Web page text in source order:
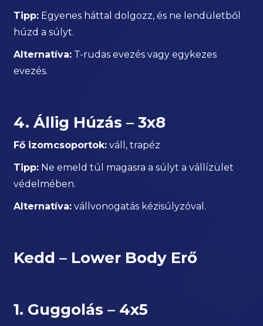
Tipp: Egyenes háttal dolgozz, és ne lendületből
húzd a súlyt.
Alternatíva: T-rudas evezés vagy egykezes
evezés.
4. Állig Húzás – 3x8
Fő izomcsoportok: váll, trapéz
Tipp: Ne emeld túl magasra a súlyt a vállízület
védelmében.
Alternatíva: vállvonogatás kézisúlyzóval.
Kedd – Lower Body Erő
1. Guggolás – 4x5